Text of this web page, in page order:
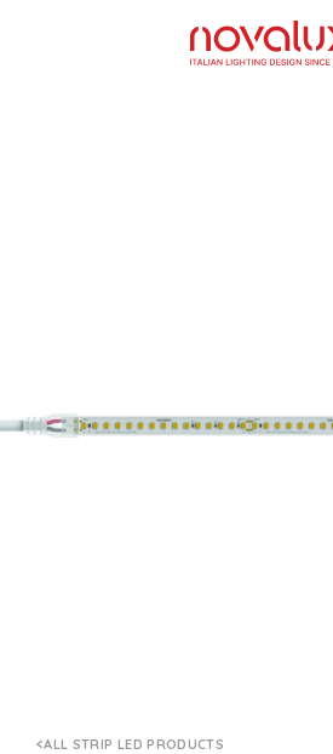
ALL STRIP LED PRODUCTS